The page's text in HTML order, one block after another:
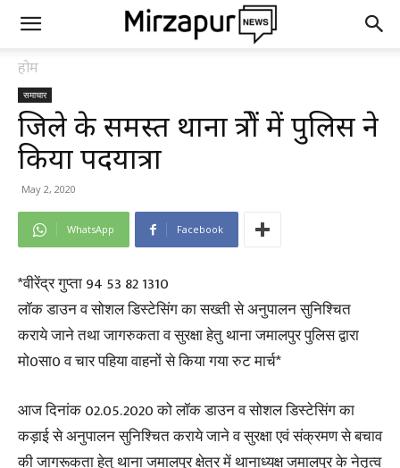
होम
समाचार
जिले के समस्त थाना क्षेत्रों में पुलिस ने
किया पदयात्रा
May 2, 2020
WhatsApp Facebook
*वीरेंद्र गुप्ता 94 53 82 1310
लॉक डाउन व सोशल डिस्टेसिंग का सख्ती से अनुपालन सुनिश्चित
कराये जाने तथा जागरुकता व सुरक्षा हेतु थाना जमालपुर पुलिस द्वारा
मो0सा0 व चार पहिया वाहनों से किया गया रुट मार्च*
आज दिनांक 02.05.2020 को लॉक डाउन व सोशल डिस्टेसिंग का
कड़ाई से अनुपालन सुनिश्चित कराये जाने व सुरक्षा एवं संक्रमण से बचाव
की जागरूकता हेतु थाना जमालपुर क्षेत्र में थानाध्यक्ष जमालपुर के नेतृत्व